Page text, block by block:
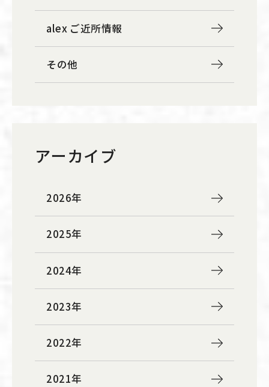
alex ご近所情報
その他
アーカイブ
2026年
2025年
2024年
2023年
2022年
2021年